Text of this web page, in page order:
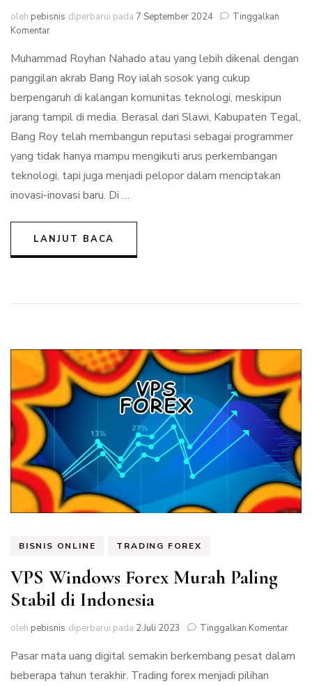
oleh pebisnis diperbarui pada 7 September 2024
Tinggalkan
Komentarpada
Muhammad
Royhan
Nahado,
Tukang
Ngulik
Dikenal
Komunitas
Muhammad Royhan Nahado atau yang lebih dikenal dengan
panggilan akrab Bang Roy ialah sosok yang cukup
berpengaruh di kalangan komunitas teknologi, meskipun
jarang tampil di media. Berasal dari Slawi, Kabupaten Tegal,
Bang Roy telah membangun reputasi sebagai programmer
yang tidak hanya mampu mengikuti arus perkembangan
teknologi, tapi juga menjadi pelopor dalam menciptakan
inovasi-inovasi baru. Di …
LANJUT BACA
BISNIS ONLINE TRADING FOREX
VPS Windows Forex Murah Paling
Stabil di Indonesia
oleh pebisnis diperbarui pada 2 Juli 2023 Tinggalkan Komentarpada
Pasar mata uang digital semakin berkembang pesat dalam
beberapa tahun terakhir. Trading forex menjadi pilihan